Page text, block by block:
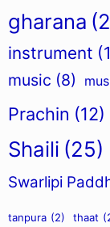
gharana
instrument
music (8)
Prachin (12)
Shaili (25)
Swarlipi
tanpura (2) thaat